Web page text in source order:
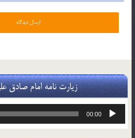
زیارت نامه امام صادق
پخش‌کننده
00:00